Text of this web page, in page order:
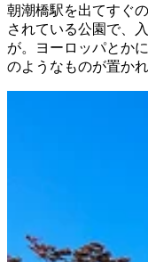
朝潮橋駅を出てすぐ
されている公園で、
が。ヨーロッパとか
のようなものが置か